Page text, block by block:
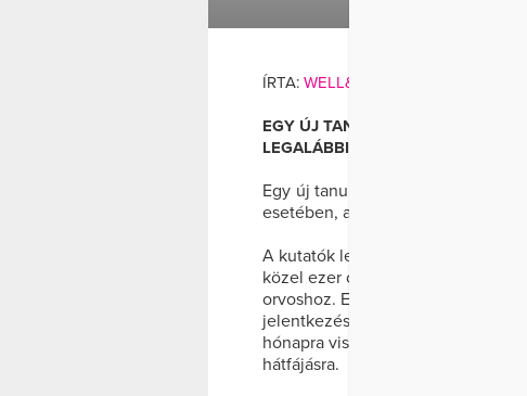
ÍRTA: WELL&FIT
EGY ÚJ TANULMÁNY AZONBAN
LEGALÁBBIS AZOK ESETÉBEN,
Egy új tanulmány azonban
esetében, akik derékfájásra
A kutatók legújabb tanulmányuk
közel ezer olyan ember adatait
orvoshoz. Ezt követően a
jelentkezése körüli időjárási
hónapra visszamenőlegesen,
hátfájásra.